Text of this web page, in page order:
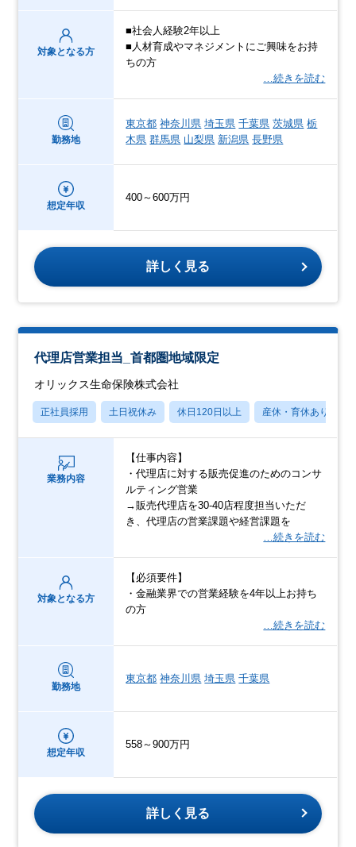
対象となる方
■社会人経験2年以上
■人材育成やマネジメントにご興味をお持
ちの方
…続きを読む
勤務地
東京都 神奈川県 埼玉県 千葉県 茨城県 栃
木県 群馬県 山梨県 新潟県 長野県
想定年収
400～600万円
詳しく見る
代理店営業担当_首都圏地域限定
オリックス生命保険株式会社
正社員採用 土日祝休み 休日120日以上 産休・育休あり
業務内容
【仕事内容】
・代理店に対する販売促進のためのコンサ
ルティング営業
→販売代理店を30-40店程度担当いただ
き、代理店の営業課題や経営課題を
…続きを読む
対象となる方
【必須要件】
・金融業界での営業経験を4年以上お持ち
の方
…続きを読む
勤務地
東京都 神奈川県 埼玉県 千葉県
想定年収
558～900万円
詳しく見る